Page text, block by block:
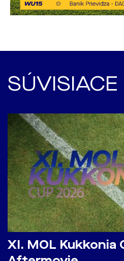
​XI. MOL Kukkonia